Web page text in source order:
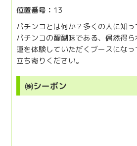
位置番号： 13
パチンコとは何か？多くの人に知っ
パチンコの醍醐味である、偶然得
運を体験していただくブースにな
立ち寄りください。
㈱シーボン